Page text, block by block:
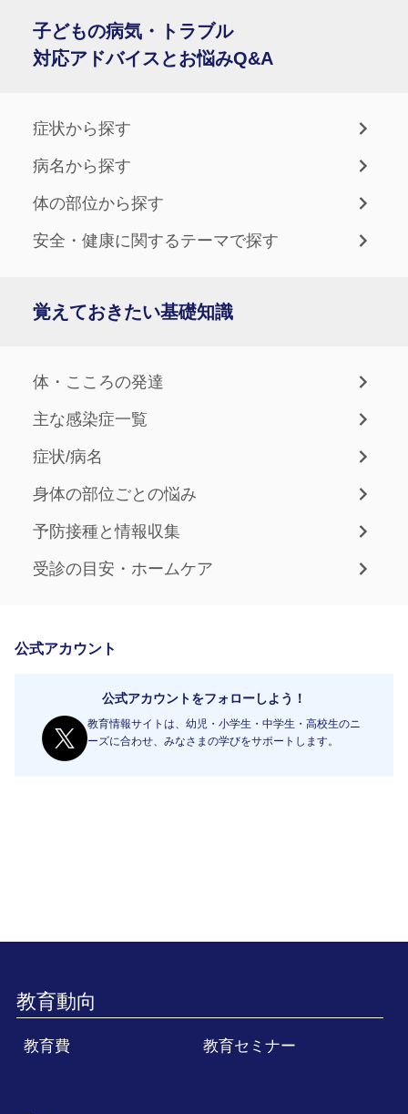
子どもの病気・トラブル
対応アドバイスとお悩みQ&A
症状から探す
病名から探す
体の部位から探す
安全・健康に関するテーマで探す
覚えておきたい基礎知識
体・こころの発達
主な感染症一覧
症状/病名
身体の部位ごとの悩み
予防接種と情報収集
受診の目安・ホームケア
公式アカウント
公式アカウントをフォローしよう！
教育情報サイトは、幼児・小学生・中学生・高校生のニ
ーズに合わせ、みなさまの学びをサポートします。
教育動向
教育費 教育セミナー